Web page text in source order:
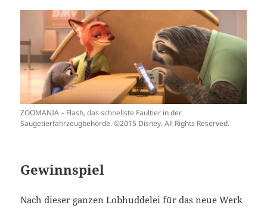
ZOOMANIA – Flash, das schnellste Faultier in der
Säugetierfahrzeugbehörde. ©2015 Disney. All Rights Reserved.
Gewinnspiel
Nach dieser ganzen Lobhuddelei für das neue Werk